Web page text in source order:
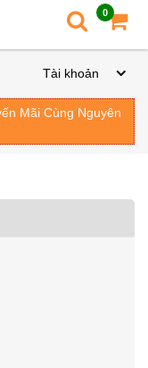
0
Tài khoản
Mãi Cùng Nguyên